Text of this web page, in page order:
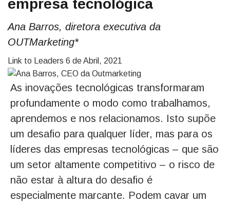
empresa tecnológica
Ana Barros, diretora executiva da
OUTMarketing*
Link to Leaders 6 de Abril, 2021
As inovações tecnológicas transformaram
profundamente o modo como trabalhamos,
aprendemos e nos relacionamos. Isto supõe
um desafio para qualquer líder, mas para os
líderes das empresas tecnológicas – que são
um setor altamente competitivo – o risco de
não estar à altura do desafio é
especialmente marcante. Podem cavar um